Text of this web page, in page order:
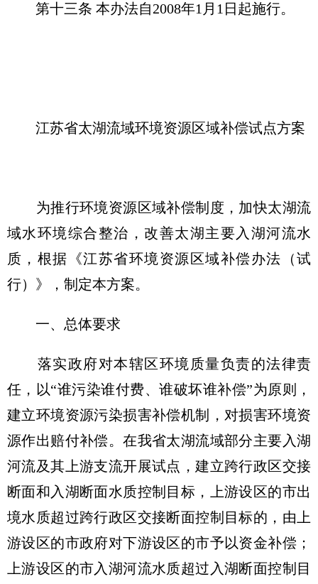
第十三条 本办法自2008年1月1日起施行。
江苏省太湖流域环境资源区域补偿试点方案
为推行环境资源区域补偿制度，加快太湖流
域水环境综合整治，改善太湖主要入湖河流水
质，根据《江苏省环境资源区域补偿办法（试
行）》，制定本方案。
一、总体要求
落实政府对本辖区环境质量负责的法律责
任，以“谁污染谁付费、谁破坏谁补偿”为原则，
建立环境资源污染损害补偿机制，对损害环境资
源作出赔付补偿。在我省太湖流域部分主要入湖
河流及其上游支流开展试点，建立跨行政区交接
断面和入湖断面水质控制目标，上游设区的市出
境水质超过跨行政区交接断面控制目标的，由上
游设区的市政府对下游设区的市予以资金补偿；
上游设区的市入湖河流水质超过入湖断面控制目